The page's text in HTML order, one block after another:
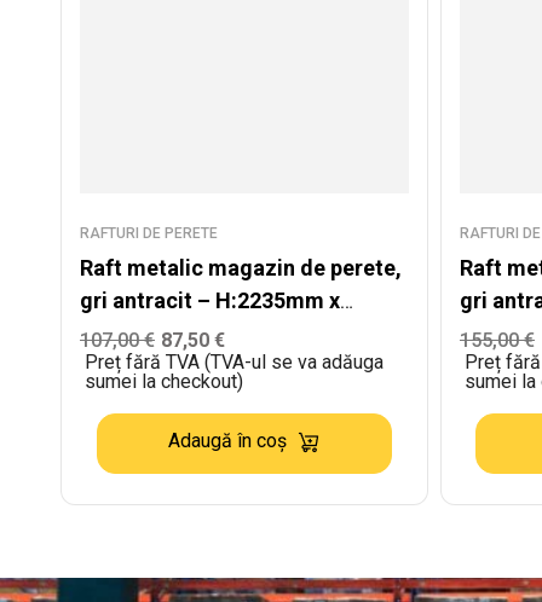
RAFTURI DE PERETE
Raft metalic magazin de perete,
gri antracit – H:2235mm x
L:1000mm x W:300mm
107,00€ 87,50 €
Preț fără TVA (TVA-ul se va adăuga
sumei la checkout)
Adaugă în coș
RAFTURI
Raft
gri
155,00€
Preț
sumei la